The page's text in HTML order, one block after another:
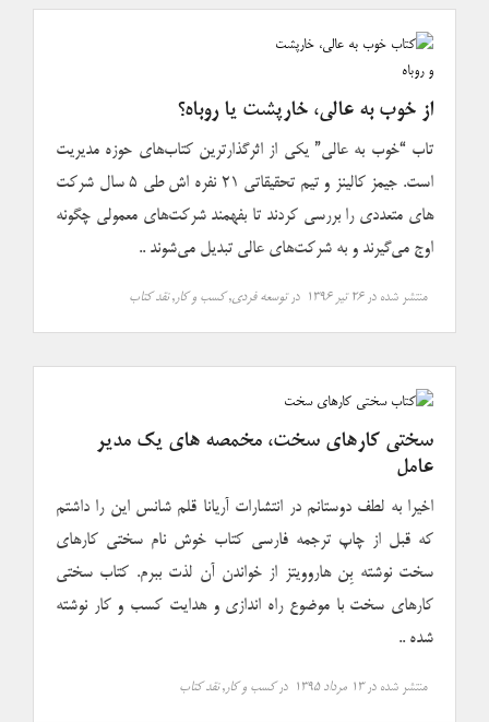
از خوب به عالی، خارپشت یا روباه؟
تاب “خوب به عالی” یکی از اثرگذارترین کتاب‌های حوزه مدیریت
است. جیمز کالینز و تیم تحقیقاتی ۲۱ نفره اش طی ۵ سال شرکت
های متعددی را بررسی کردند تا بفهمند شرکت‌های معمولی چگونه
اوج می‌گیرند و به شرکت‌های عالی تبدیل می‌شوند ..
منتشر شده در۲۶ تیر ۱۳۹۶ درتوسعه فردی,کسب و کار,نقد کتاب
سختی کارهای سخت، مخمصه های یک مدیر
عامل
اخیرا به لطف دوستانم در انتشارات آریانا قلم شانس این را داشتم
که قبل از چاپ ترجمه فارسی کتاب خوش نام سختی کارهای
سخت نوشته بِن هاروویتز از خواندن آن لذت ببرم. کتاب سختی
کارهای سخت با موضوع راه اندازی و هدایت کسب و کار نوشته
شده ..
منتشر شده در۱۳ مرداد ۱۳۹۵ درکسب و کار,نقد کتاب